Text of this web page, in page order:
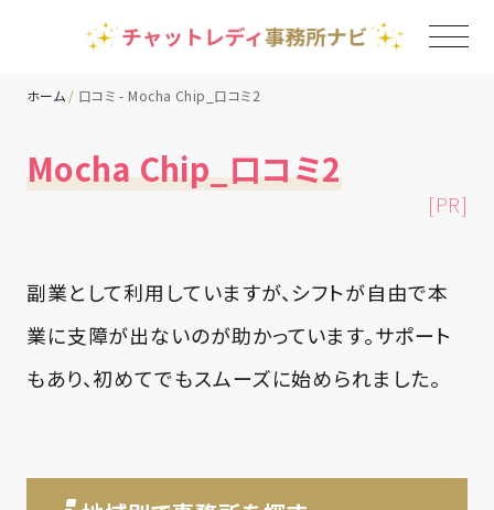
地域別ランキング
コラム
ホーム 口コミ - Mocha Chip_口コミ2
Mocha Chip_口コミ2
[PR]
副業として利用していますが、シフトが自由で本
業に支障が出ないのが助かっています。サポート
もあり、初めてでもスムーズに始められました。